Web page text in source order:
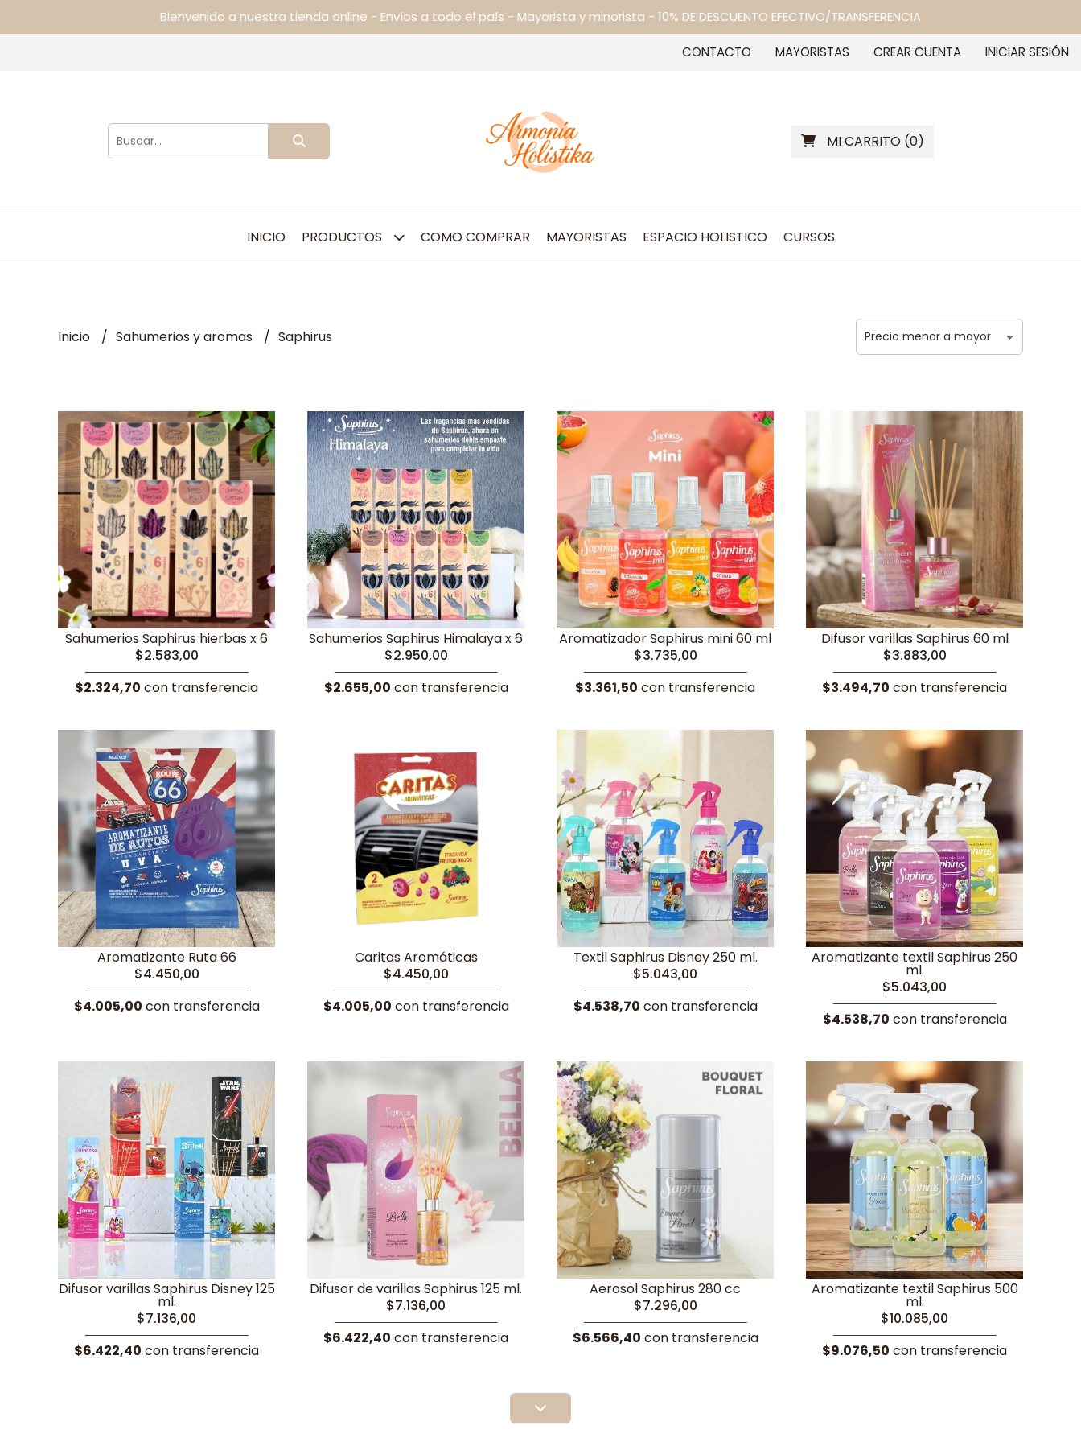
Bienvenido a nuestra tienda online - Envíos a todo el país - Mayorista y minorista - 10% DE DESCUENTO EFECTIVO/TRANSFERENCIA
CONTACTO MAYORISTAS CREAR CUENTA INICIAR SESIÓN
MI CARRITO(0)
INICIO PRODUCTOS COMO COMPRAR MAYORISTAS ESPACIO HOLISTICO CURSOS
Inicio Sahumerios y aromas Saphirus
Sahumerios Saphirus hierbas x 6
$2.583,00
$2.324,70 con transferencia
Sahumerios Saphirus Himalaya x 6
$2.950,00
$2.655,00 con transferencia
Aromatizador Saphirus mini 60 ml
$3.735,00
$3.361,50 con transferencia
Difusor varillas Saphirus 60 ml
$3.883,00
$3.494,70 con transferencia
Aromatizante Ruta 66
$4.450,00
$4.005,00 con transferencia
Caritas Aromáticas
$4.450,00
$4.005,00 con transferencia
Textil Saphirus Disney 250 ml.
$5.043,00
$4.538,70 con transferencia
Aromatizante textil Saphirus 250
ml.
$5.043,00
$4.538,70 con transferencia
Difusor varillas Saphirus Disney 125
ml.
$7.136,00
$6.422,40 con transferencia
Difusor de varillas Saphirus 125 ml.
$7.136,00
$6.422,40 con transferencia
Aerosol Saphirus 280 cc
$7.296,00
$6.566,40 con transferencia
Aromatizante textil Saphirus 500
ml.
$10.085,00
$9.076,50 con transferencia